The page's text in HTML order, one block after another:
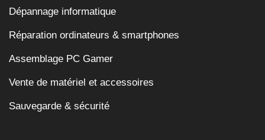
Dépannage informatique
Réparation ordinateurs & smartphones
Assemblage PC Gamer
Vente de matériel et accessoires
Sauvegarde & sécurité